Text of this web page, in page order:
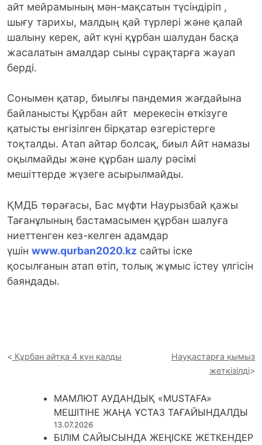
айт мейрамының мән-мақсатын түсіндіріп ,
шығу тарихы, малдың қай түрлері және қалай
шалыну керек, айт күні құрбан шалудан басқа
жасалатын амалдар сыны сұрақтарға жауап
берді.
Сонымен қатар, биылғы пандемия жағдайына
байланысты Құрбан айт мерекесін өткізуге
қатысты енгізілген бірқатар өзгерістерге
тоқталды. Атап айтар болсақ, биыл Айт намазы
оқылмайды және құрбан шалу рәсімі
мешіттерде жүзеге асырылмайды.
ҚМДБ төрағасы, Бас мүфти Наурызбай қажы
Тағанұлының бастамасымен құрбан шалуға
ниеттенген кез-келген адамдар
үшін www.qurban2020.kz сайты іске
қосылғанын атап өтіп, толық жұмыс істеу үлгісін
баяндады.
Құрбан айтқа 4 күн қалды
Науқастарға қымыз
жеткізілді
МАМЛЮТ АУДАНДЫҚ «MUSTAFA»
МЕШІТІНЕ ЖАҢА ҰСТАЗ ТАҒАЙЫНДАЛДЫ
13.07.2026
БІЛІМ САЙЫСЫНДА ЖЕҢІСКЕ ЖЕТКЕНДЕР